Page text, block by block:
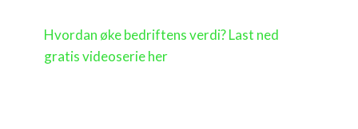
Hvordan øke bedriftens verdi? Last ned
gratis videoserie her